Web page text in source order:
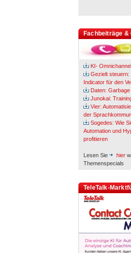
Fachbeiträge &
KI-
Gezielt
Indicator für den
Daten:
Junokai:
Vier:
der
Sogedes: Wie
Automation und
profitieren
Lesen Sie hier
Themenspecials
TeleTalk-